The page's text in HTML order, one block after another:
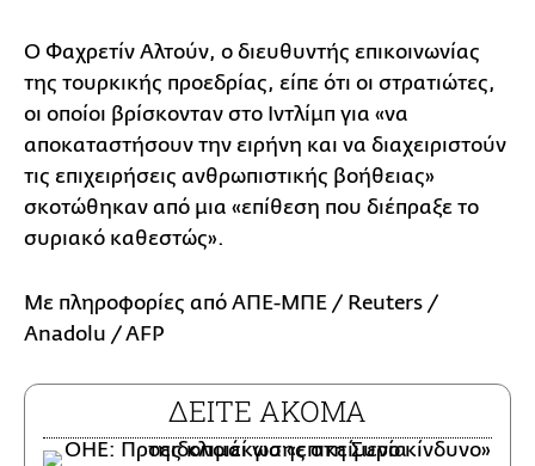
Ο Φαχρετίν Αλτούν, ο διευθυντής επικοινωνίας
της τουρκικής προεδρίας, είπε ότι οι στρατιώτες,
οι οποίοι βρίσκονταν στο Ιντλίμπ για «να
αποκαταστήσουν την ειρήνη και να διαχειριστούν
τις επιχειρήσεις ανθρωπιστικής βοήθειας»
σκοτώθηκαν από μια «επίθεση που διέπραξε το
συριακό καθεστώς».
Με πληροφορίες από ΑΠΕ-ΜΠΕ / Reuters /
Anadolu / AFP
ΔΕΙΤΕ ΑΚΟΜΑ